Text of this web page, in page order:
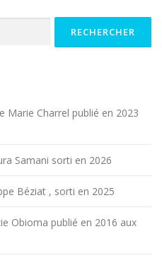
Marie Charrel publié en 2023
Samani sorti en 2026
Béziat , sorti en 2025
Obioma publié en 2016 aux